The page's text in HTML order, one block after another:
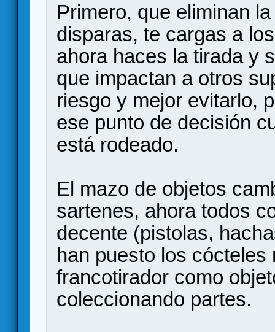
Primero, que eliminan
disparas, te cargas a
ahora haces la tirada y
que impactan a otros
riesgo y mejor evitarlo,
ese punto de decisión
está rodeado.
El mazo de objetos
sartenes, ahora todos
decente (pistolas,
han puesto los
francotirador como
coleccionando partes.